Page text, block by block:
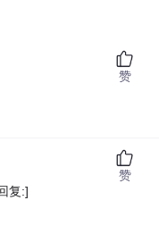
赞
复:]
赞